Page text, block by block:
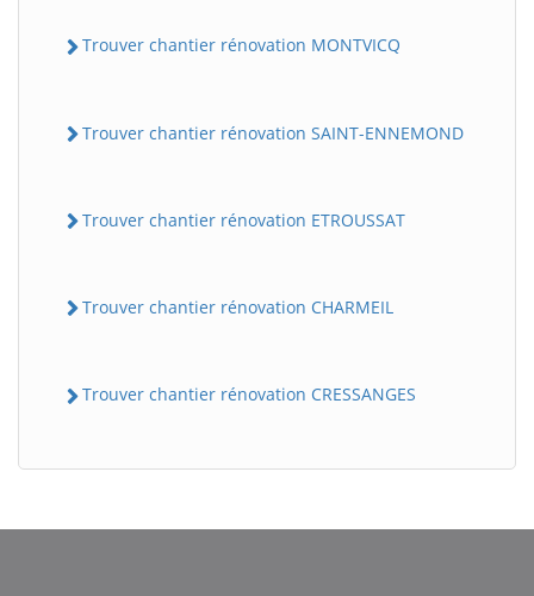
Trouver chantier rénovation MONTVICQ
Trouver chantier rénovation SAINT-ENNEMOND
Trouver chantier rénovation ETROUSSAT
Trouver chantier rénovation CHARMEIL
Trouver chantier rénovation CRESSANGES
BatiWebPro